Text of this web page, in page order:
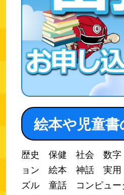
絵本や児童
歴史 保健 社会 数
ョン 絵本 神話 実
ズル 童話 コンピュ